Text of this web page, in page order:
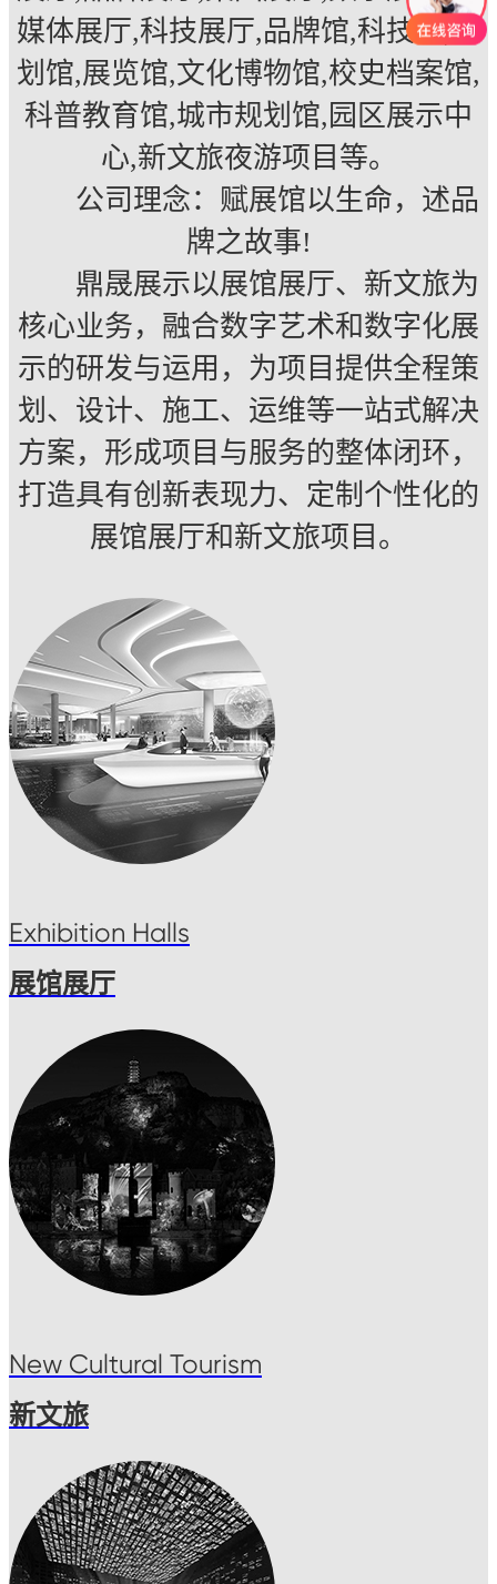
媒体展厅,科技展厅,品牌馆,科技馆,规
划馆,展览馆,文化博物馆,校史档案馆,
科普教育馆,城市规划馆,园区展示中
心,新文旅夜游项目等。
公司理念：赋展馆以生命，述品
牌之故事!
鼎晟展示以展馆展厅、新文旅为
核心业务，融合数字艺术和数字化展
示的研发与运用，为项目提供全程策
划、设计、施工、运维等一站式解决
方案，形成项目与服务的整体闭环，
打造具有创新表现力、定制个性化的
展馆展厅和新文旅项目。
Exhibition Halls
展馆展厅
New Cultural Tourism
新文旅